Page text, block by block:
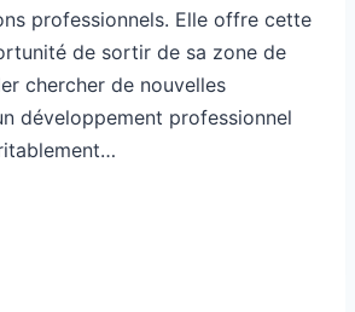
professionnels. Elle offre cette
de sortir de sa zone de
chercher de nouvelles
développement professionnel